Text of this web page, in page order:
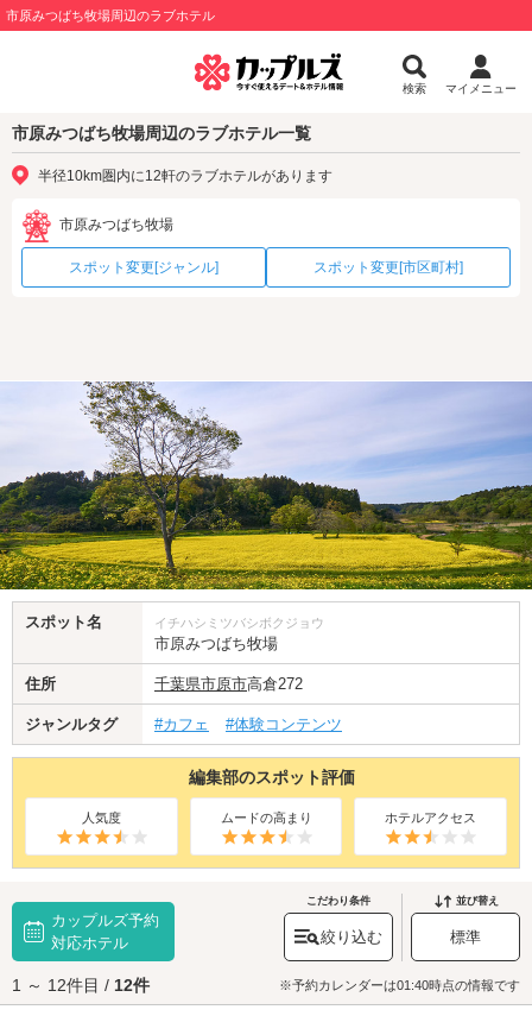
市原みつばち牧場周辺のラブホテル
検索 マイメニュー
市原みつばち牧場周辺のラブホテル一覧
半径10km圏内に12軒のラブホテルがあります
市原みつばち牧場
スポット変更[ジャンル] スポット変更[市区町村]
スポット名 イチハシミツバシボクジョウ
市原みつばち牧場
住所 千葉県市原市高倉272
ジャンルタグ #カフェ #体験コンテンツ
編集部のスポット評価
人気度 ムードの高まり ホテルアクセス
カップルズ予約
対応ホテル
こだわり条件
絞り込む
並び替え
標準
1 ～ 12件目 / 12件 ※予約カレンダーは01:40時点の情報です